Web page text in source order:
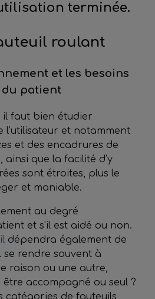
terminée.
roulant
et les besoins
patient
il faut bien étudier
l’utilisateur et notamment
et des encadrures de
ainsi que la facilité d’y
sont étroites, plus le
et maniable.
au degré
et s’il est aidé ou non.
dépendra également de
se rendre souvent à
raison ou une autre,
accompagné ou seul ?
catégories de fauteuils